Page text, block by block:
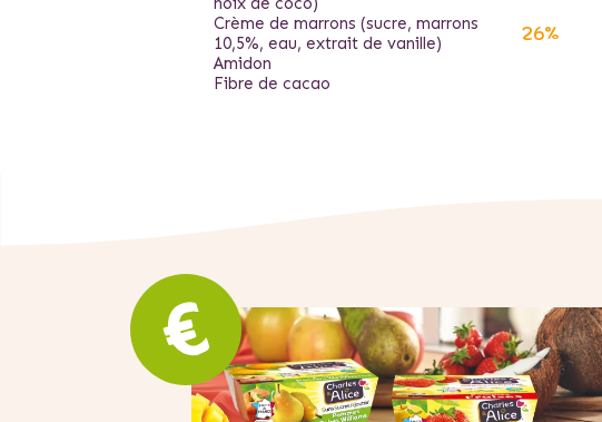
Crème de marrons (sucre, marrons
10,5%, eau, extrait de vanille)
26%
Amidon
Fibre de cacao